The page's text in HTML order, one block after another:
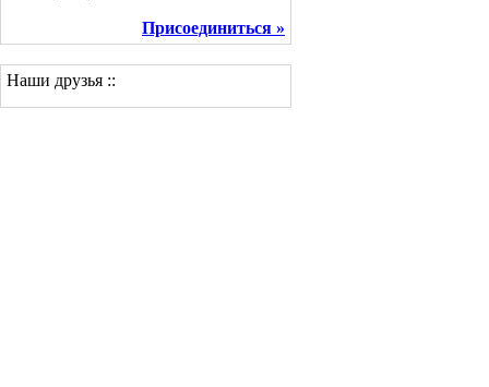
Присоединиться »
Наши друзья ::